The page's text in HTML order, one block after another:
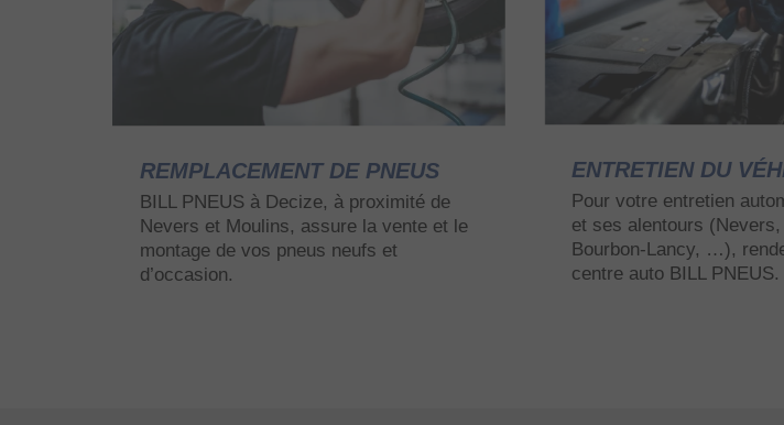
REMPLACEMENT DE PNEUS
BILL PNEUS à Decize, à proximité de
Nevers et Moulins, assure la vente et le
montage de vos pneus neufs et
d’occasion.
ENTRETIEN DU
Pour votre entretien
et ses alentours (Nevers,
Bourbon-Lancy, …),
centre auto BILL PNEUS.